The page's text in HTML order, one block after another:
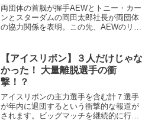
両団体の首脳が握手AEWとトニー・カー
ンとスターダムの岡田太郎社長が両団体
の協力関係を表明。この先、AEWのリン
同日に 過去にIWGP女子王座に戴冠し、
世界に知らし...
【アイスリボン】３人だけじゃな
かった！ 大量離脱選手の衝
撃！？
アイスリボンの主力選手を含む計７選手
が年内に退団するという衝撃的な報道が
されます。ビッグマッチを継続的に行っ